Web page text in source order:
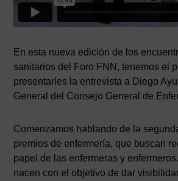
En esta nueva edición de los
sanitarios del Foro FNN, tenemos el
presentarles la entrevista a Diego
General del Consejo General de
Comenzamos hablando de la
premios de enfermería, que buscan
papel de las enfermeras y
nacen con el objetivo de dar